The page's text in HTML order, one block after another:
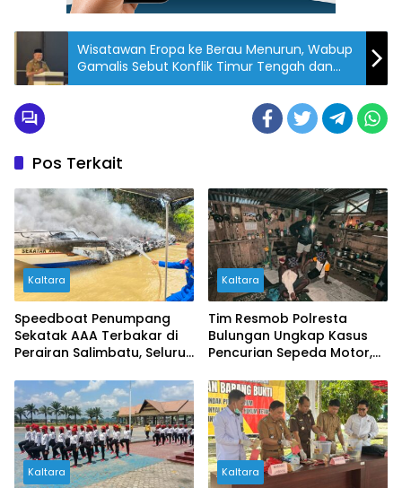
Wisatawan Eropa ke Berau Menurun, Wabup
Gamalis Sebut Konflik Timur Tengah dan
Terganggunya Jalur Transit Penerbangan
Pos Terkait
Kaltara
Speedboat Penumpang
Sekatak AAA Terbakar di
Perairan Salimbatu, Seluruh
Kaltara
Tim Resmob Polresta
Bulungan Ungkap Kasus
Pencurian Sepeda Motor,
Kaltara Kaltara